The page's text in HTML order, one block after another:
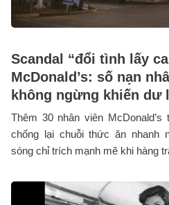
Scandal “đổi tình lấy
McDonald’s: số nạn
không ngừng khiến dư
Thêm 30 nhân viên
chống lại chuỗi thức ăn nhanh
sóng chỉ trích mạnh mẽ khi hàng